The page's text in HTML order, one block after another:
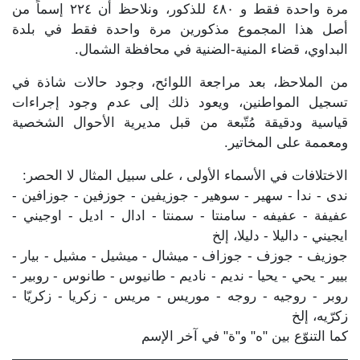
مرة واحدة فقط و ٤٨٠ للذكور، ونلاحظ أن ٢٢٤ إسماً من
أصل هذا المجموع مذكورين مرة واحدة فقط في بلدة
البداوي، قضاء المنية-الضنية في محافظة الشمال.
من الملاحظ، بعد مراجعة اللوائح، وجود حالات شاذة في
تسجيل المواطنين، ويعود ذلك إلى عدم وجود إجراءات
قياسية ودقيقة مُتّبعة من قبل مديرية الأحوال الشخصية
ومعممة على المخاتير.
الاختلافات في الأسماء الأولى ، على سبيل المثال لا الحصر:
ندى - ندا - سهير - سوهير - جوزيفين - جوزفين - جوزافين -
عفيفة - عفيفه - سامنتا - سمنتا - ادال - اديل - اوجيني -
ايجيني - داليلا - دليلا، إلخ
جوزيف - جوزف - جوزاف - ميشال - ميشيل - مشيل - بيار -
بيير - يحي - يحيا - نديم - ناديم - طانيوس - طانوس - روبير -
روبر - روجيه - روجه - موريس - مريس - زكريا - زكريّا -
زكرّيه، إلخ
كما التنوّع بين "ه" و"ة" في آخر الإسم